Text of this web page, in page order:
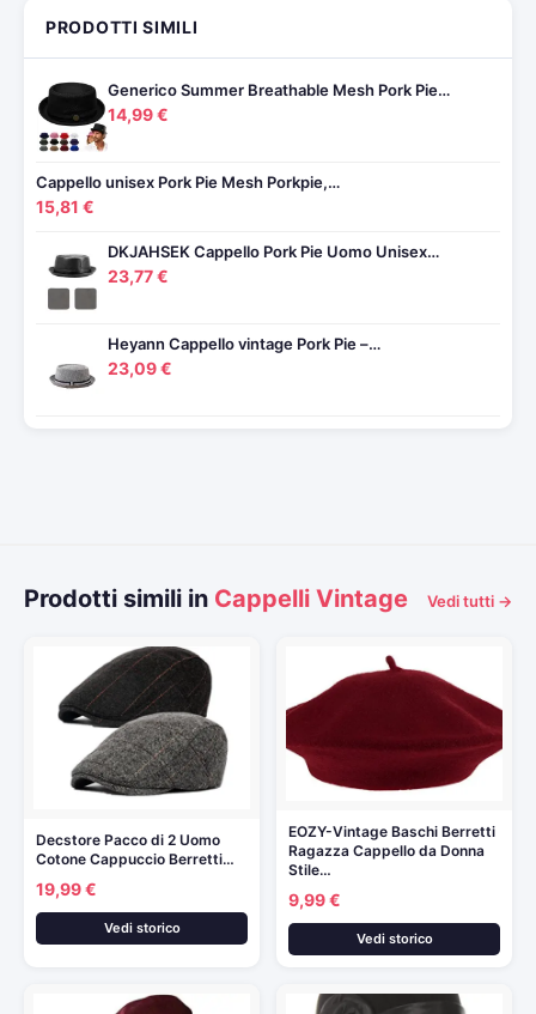
PRODOTTI SIMILI
Generico Summer Breathable Mesh Pork Pie…
14,99 €
Cappello unisex Pork Pie Mesh Porkpie,…
15,81 €
DKJAHSEK Cappello Pork Pie Uomo Unisex…
23,77 €
Heyann Cappello vintage Pork Pie –…
23,09 €
Prodotti simili in Cappelli Vintage Vedi tutti →
Decstore Pacco di 2 Uomo
Cotone Cappuccio Berretti…
19,99 €
Vedi storico
EOZY-Vintage Baschi Berretti
Ragazza Cappello da Donna
Stile…
9,99 €
Vedi storico